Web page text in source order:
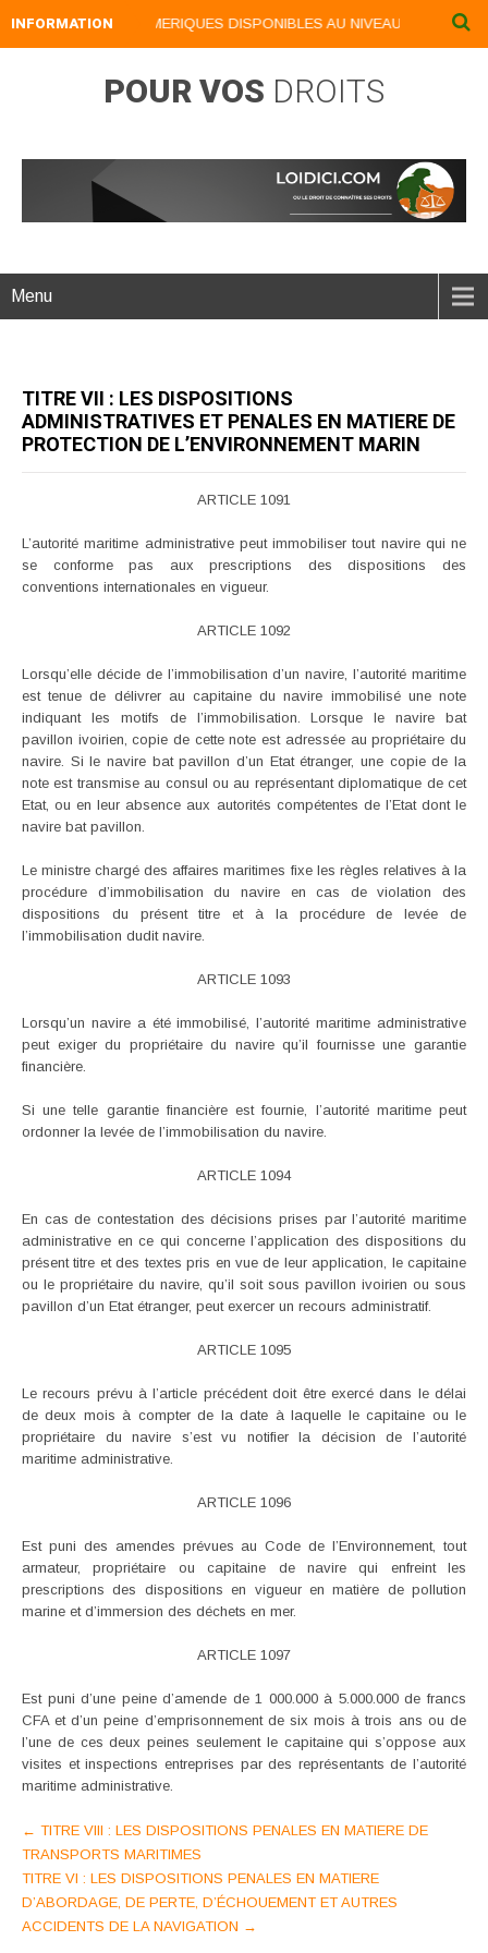
INFORMATION
NOS LIVRES NUMERIQUES DISPONIBLES AU NIVEAU DU MENU
POUR VOS DROITS
Menu
TITRE VII : LES DISPOSITIONS
ADMINISTRATIVES ET PENALES EN MATIERE DE
PROTECTION DE L’ENVIRONNEMENT MARIN
ARTICLE 1091
L’autorité maritime administrative peut immobiliser tout navire qui ne
se conforme pas aux prescriptions des dispositions des
conventions internationales en vigueur.
ARTICLE 1092
Lorsqu’elle décide de l’immobilisation d’un navire, l’autorité maritime
est tenue de délivrer au capitaine du navire immobilisé une note
indiquant les motifs de l’immobilisation. Lorsque le navire bat
pavillon ivoirien, copie de cette note est adressée au propriétaire du
navire. Si le navire bat pavillon d’un Etat étranger, une copie de la
note est transmise au consul ou au représentant diplomatique de cet
Etat, ou en leur absence aux autorités compétentes de l’Etat dont le
navire bat pavillon.
Le ministre chargé des affaires maritimes fixe les règles relatives à la
procédure d’immobilisation du navire en cas de violation des
dispositions du présent titre et à la procédure de levée de
l’immobilisation dudit navire.
ARTICLE 1093
Lorsqu’un navire a été immobilisé, l’autorité maritime administrative
peut exiger du propriétaire du navire qu’il fournisse une garantie
financière.
Si une telle garantie financière est fournie, l’autorité maritime peut
ordonner la levée de l’immobilisation du navire.
ARTICLE 1094
En cas de contestation des décisions prises par l’autorité maritime
administrative en ce qui concerne l’application des dispositions du
présent titre et des textes pris en vue de leur application, le capitaine
ou le propriétaire du navire, qu’il soit sous pavillon ivoirien ou sous
pavillon d’un Etat étranger, peut exercer un recours administratif.
ARTICLE 1095
Le recours prévu à l’article précédent doit être exercé dans le délai
de deux mois à compter de la date à laquelle le capitaine ou le
propriétaire du navire s’est vu notifier la décision de l’autorité
maritime administrative.
ARTICLE 1096
Est puni des amendes prévues au Code de l’Environnement, tout
armateur, propriétaire ou capitaine de navire qui enfreint les
prescriptions des dispositions en vigueur en matière de pollution
marine et d’immersion des déchets en mer.
ARTICLE 1097
Est puni d’une peine d’amende de 1 000.000 à 5.000.000 de francs
CFA et d’un peine d’emprisonnement de six mois à trois ans ou de
l’une de ces deux peines seulement le capitaine qui s’oppose aux
visites et inspections entreprises par des représentants de l’autorité
maritime administrative.
Post
navigation
← TITRE VIII : LES DISPOSITIONS PENALES EN MATIERE DE
TRANSPORTS MARITIMES
TITRE VI : LES DISPOSITIONS PENALES EN MATIERE
D’ABORDAGE, DE PERTE, D’ÉCHOUEMENT ET AUTRES
ACCIDENTS DE LA NAVIGATION →